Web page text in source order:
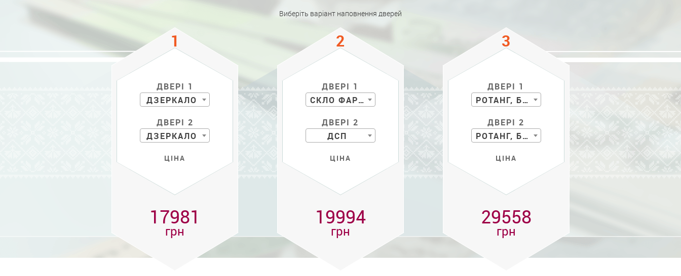
Виберіть варіант наповнення дверей
ДВЕРІ 1
ДЗЕРКАЛО
ДВЕРІ 2
ДЗЕРКАЛО
ЦІНА
17981
грн
ДВЕРІ 1
СКЛО ФАРБ. С РИС.
ДВЕРІ 2
ДСП
ЦІНА
19994
грн
ДВЕРІ 1
РОТАНГ, БАМБУК
ДВЕРІ 2
РОТАНГ, БАМБУК
ЦІНА
29558
грн